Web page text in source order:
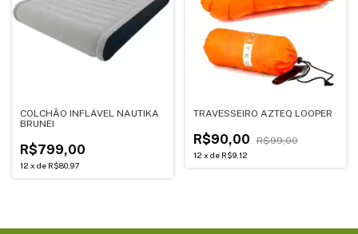
COLCHÃO INFLÁVEL NAUTIKA
BRUNEI
R$799,00
12 x de R$80,97
TRAVESSEIRO AZTEQ LOOPER
R$90,00 R$99,00
12 x de R$9,12